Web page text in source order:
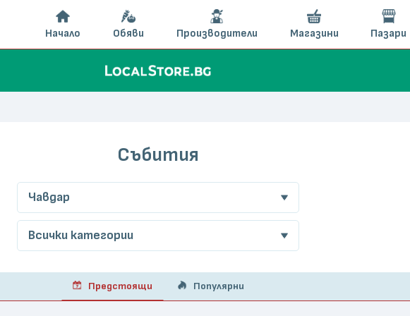
Събития
Чавдар
Всички категории
Предстоящи Популярни
Начало Обяви Производители Магазини Пазари